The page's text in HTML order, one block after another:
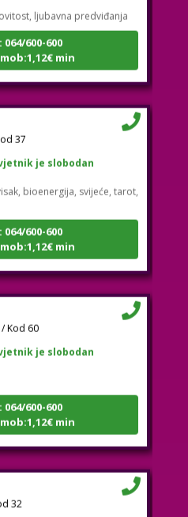
600-600
min
bioenergija, svijeće, tarot,
600-600
min
600-600
min